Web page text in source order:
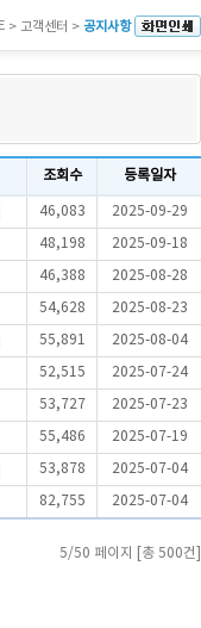
> 고객센터 > 공지사항
조회수 등록일자
46,083 2025-09-29
48,198 2025-09-18
46,388 2025-08-28
54,628 2025-08-23
55,891 2025-08-04
52,515 2025-07-24
53,727 2025-07-23
55,486 2025-07-19
53,878 2025-07-04
82,755 2025-07-04
5/50 페이지 [총 500건]